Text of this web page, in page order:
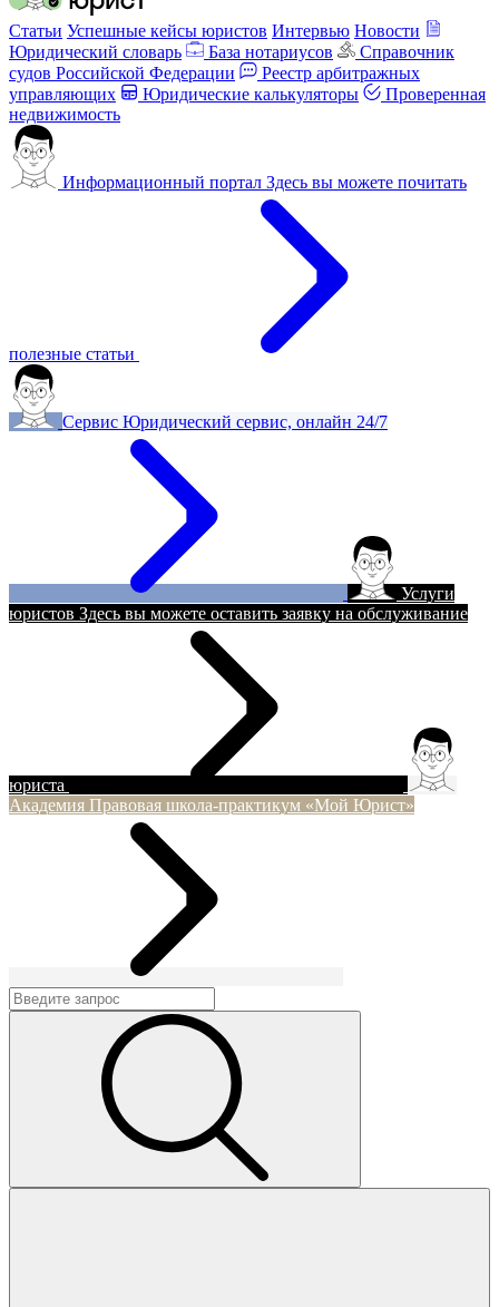
Статьи Успешные кейсы юристов Интервью Новости
Юридический словарь
База нотариусов
Справочник
судов Российской Федерации
Реестр арбитражных
управляющих
Юридические калькуляторы
Проверенная
недвижимость
Информационный портал Здесь вы можете почитать
полезные статьи
Сервис Юридический сервис, онлайн 24/7
Услуги
юристов Здесь вы можете оставить заявку на обслуживание
юриста
Академия Правовая школа-практикум «Мой Юрист»